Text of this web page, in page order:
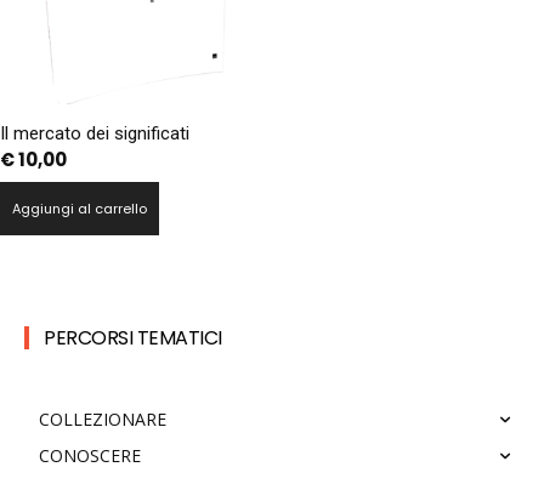
Il mercato dei significati
€10,00
Aggiungi al carrello
PERCORSI TEMATICI
COLLEZIONARE
CONOSCERE